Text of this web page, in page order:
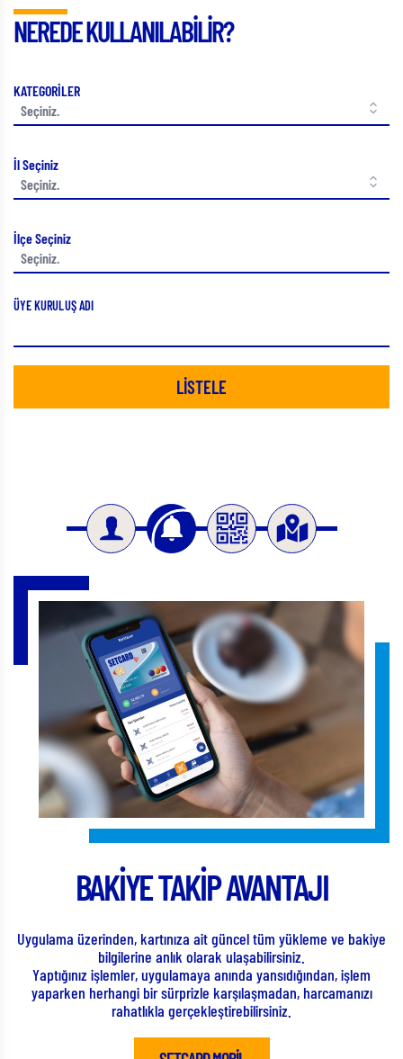
NEREDE KULLANILABİLİR?
KATEGORİLER
İl Seçiniz
İlçe Seçiniz
ÜYE KURULUŞ ADI
LİSTELE
ve bakiye
işlem
harcamanızı
MOBİL ÖDEME
Setcard Mobil Ödeme, Karekod/QR Kod ile
gerçekleştirirken, zaman tasarrufu yapmanıza
Android - Google Play veya IOS - Apple Store
Mobil” adıyla indirebilen uygulama sayesinde tüm
Setcard POS’u bulunan üye iş yerlerinde, hızlıca